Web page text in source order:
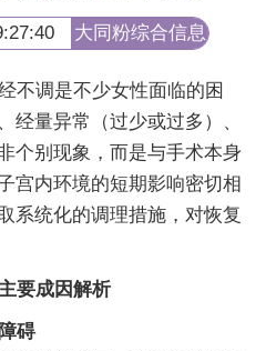
大同粉综合信息
不调是不少女性面临的困
经量异常（过少或过多）、
个别现象，而是与手术本身
宫内环境的短期影响密切相
系统化的调理措施，对恢复
要成因解析
碍